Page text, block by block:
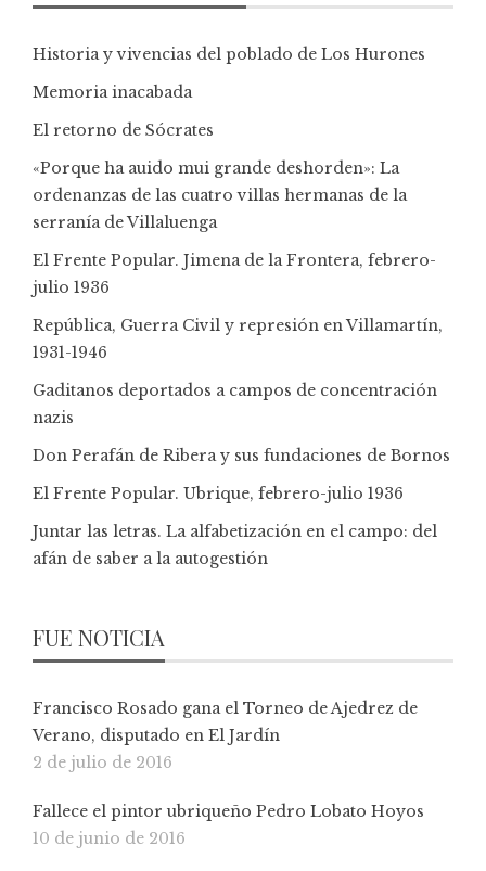
Historia y vivencias del poblado de Los Hurones
Memoria inacabada
El retorno de Sócrates
«Porque ha auido mui grande deshorden»: La
ordenanzas de las cuatro villas hermanas de la
serranía de Villaluenga
El Frente Popular. Jimena de la Frontera, febrero-
julio 1936
República, Guerra Civil y represión en Villamartín,
1931-1946
Gaditanos deportados a campos de concentración
nazis
Don Perafán de Ribera y sus fundaciones de Bornos
El Frente Popular. Ubrique, febrero-julio 1936
Juntar las letras. La alfabetización en el campo: del
afán de saber a la autogestión
FUE NOTICIA
Francisco Rosado gana el Torneo de Ajedrez de
Verano, disputado en El Jardín
2 de julio de 2016
Fallece el pintor ubriqueño Pedro Lobato Hoyos
10 de junio de 2016